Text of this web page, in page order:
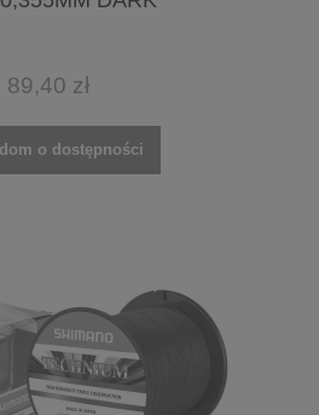
89,40 zł
o dostępności